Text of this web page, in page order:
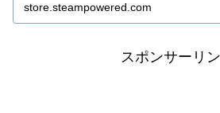
上で一つに繋がり、キ
store.steampowered.com
スポンサーリ